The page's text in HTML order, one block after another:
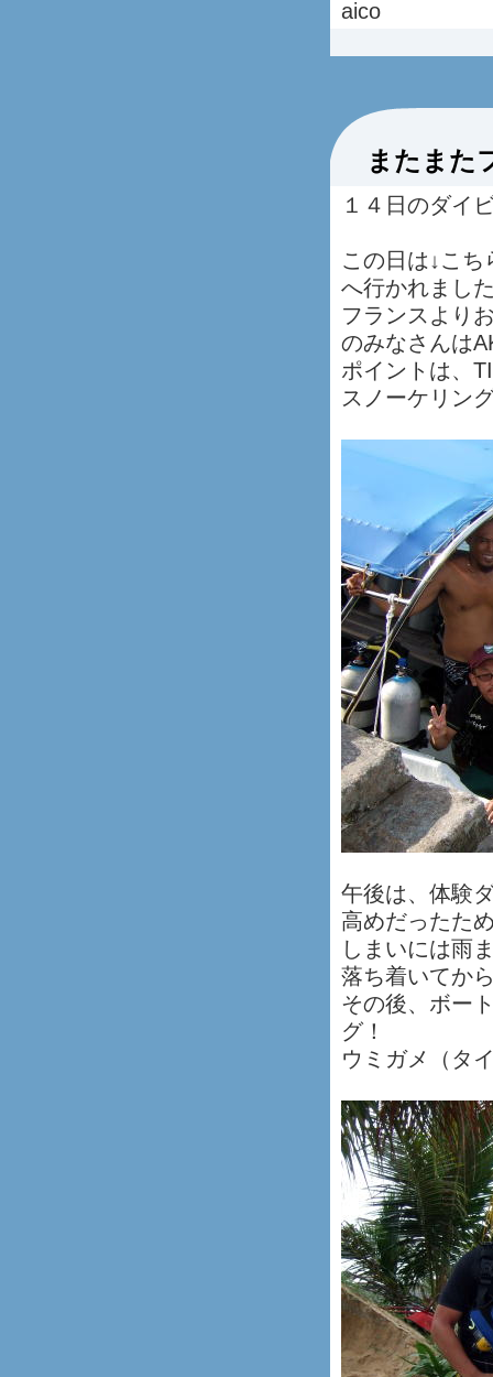
aico
またまた
１４日のダイ
この日は↓こ
へ行かれまし
フランスより
のみなさんは
ポイントは、
スノーケリン
午後は、体験
高めだったた
しまいには雨
落ち着いてか
その後、ボー
グ！
ウミガメ（タ